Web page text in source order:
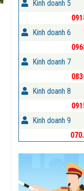
Kinh doanh 5
Kinh doanh 6
Kinh doanh 7
Kinh doanh 8
Kinh doanh 9